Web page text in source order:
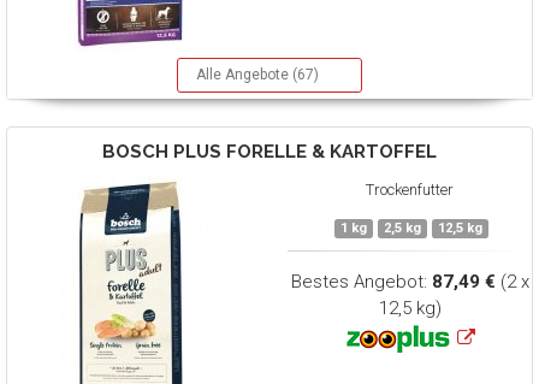
Alle Angebote (67)
BOSCH PLUS FORELLE & KARTOFFEL
Trockenfutter
1 kg 2,5 kg 12,5 kg
Bestes Angebot: 87,49 € (2 x
12,5 kg)